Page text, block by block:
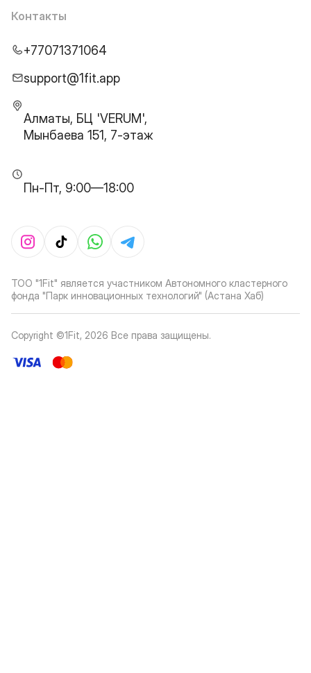
Контакты
+77071371064
support@1fit.app
Алматы, БЦ 'VERUM',
Мынбаева 151, 7-этаж
Пн-Пт, 9:00—18:00
ТОО "1Fit" является участником Автономного кластерного
фонда "Парк инновационных технологий" (Астана Хаб)
Copyright ©1Fit, 2026 Все права защищены.